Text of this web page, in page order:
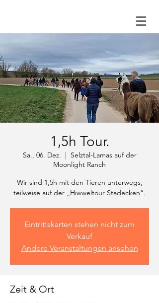
1,5h Tour.
Sa., 06. Dez.
  |
Selztal-Lamas auf der
Moonlight Ranch
Wir sind 1,5h mit den Tieren unterwegs,
Eintrittskarten stehen nicht zum
Verkauf
Andere Veranstaltungen ansehen
Zeit & Ort